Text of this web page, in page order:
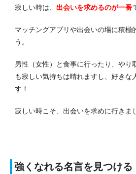
寂しい時は、 出会いを求めるのが一番
マッチングアプリや出会いの場に積極
う。
男性（女性）と食事に行ったり、やり
も寂しい気持ちは晴れますし、好きな
す！
寂しい時こそ、出会いを求めに行きま
強くなれる名言を見つける